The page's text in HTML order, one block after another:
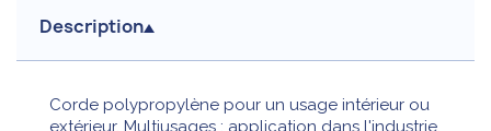
Description
Corde polypropylène pour un usage intérieur ou
extérieur. Multiusages : application dans l'industrie,